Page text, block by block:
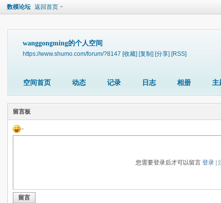
数模论坛 返回首页
wanggongming的个人空间
https://www.shumo.com/forum/?8147 [收藏] [复制] [分享] [RSS]
空间首页 动态 记录 日志 相册 主
留言板
您需要登录后才可以留言登录 |
留言